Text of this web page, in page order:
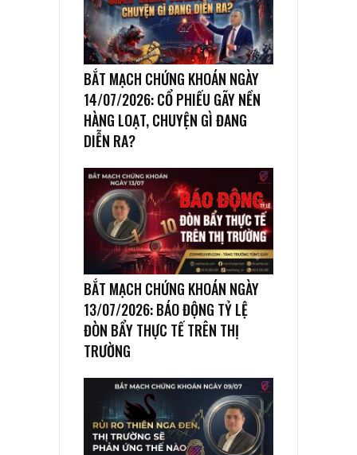
BẮT MẠCH CHỨNG KHOÁN NGÀY
14/07/2026: CỔ PHIẾU GÃY NỀN
HÀNG LOẠT, CHUYỆN GÌ ĐANG
DIỄN RA?
BẮT MẠCH CHỨNG KHOÁN NGÀY
13/07/2026: BÁO ĐỘNG TỶ LỆ
ĐÒN BẨY THỰC TẾ TRÊN THỊ
TRƯỜNG